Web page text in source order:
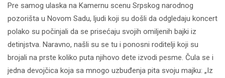
Pre samog ulaska na Kamernu scenu Srpskog narodnog
pozorišta u Novom Sadu, ljudi koji su došli da odgledaju koncert
polako su počinjali da se prisećaju svojih omiljenih bajki iz
detinjstva. Naravno, našli su se tu i ponosni roditelji koji su
brojali na prste koliko puta njihovo dete izvodi pesme. Čula se i
jedna devojčica koja sa mnogo uzbuđenja pita svoju majku: „Iz